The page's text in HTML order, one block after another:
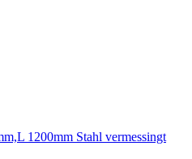
1200mm Stahl vermessingt